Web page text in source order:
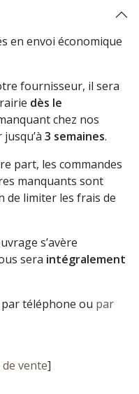
en envoi économique
fournisseur, il sera
dès le
chez nos
3 semaines.
part, les commandes
manquants sont
de limiter les frais de
s’avère
sera intégralement
téléphone ou par
vente]